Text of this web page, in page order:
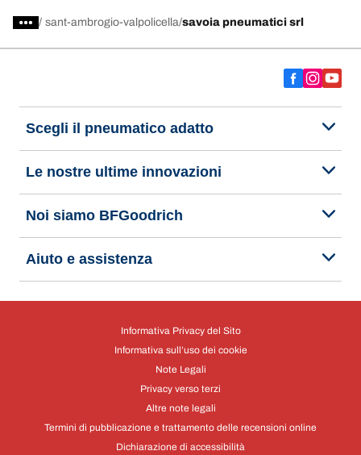
/ sant-ambrogio-valpolicella savoia pneumatici srl
Scegli il pneumatico adatto
Le nostre ultime innovazioni
Noi siamo BFGoodrich
Aiuto e assistenza
Informativa Privacy del Sito
Informativa sull’uso dei cookie
Note Legali
Privacy verso terzi
Altre note legali
Termini di pubblicazione e trattamento delle recensioni online
Dichiarazione di accessibilità